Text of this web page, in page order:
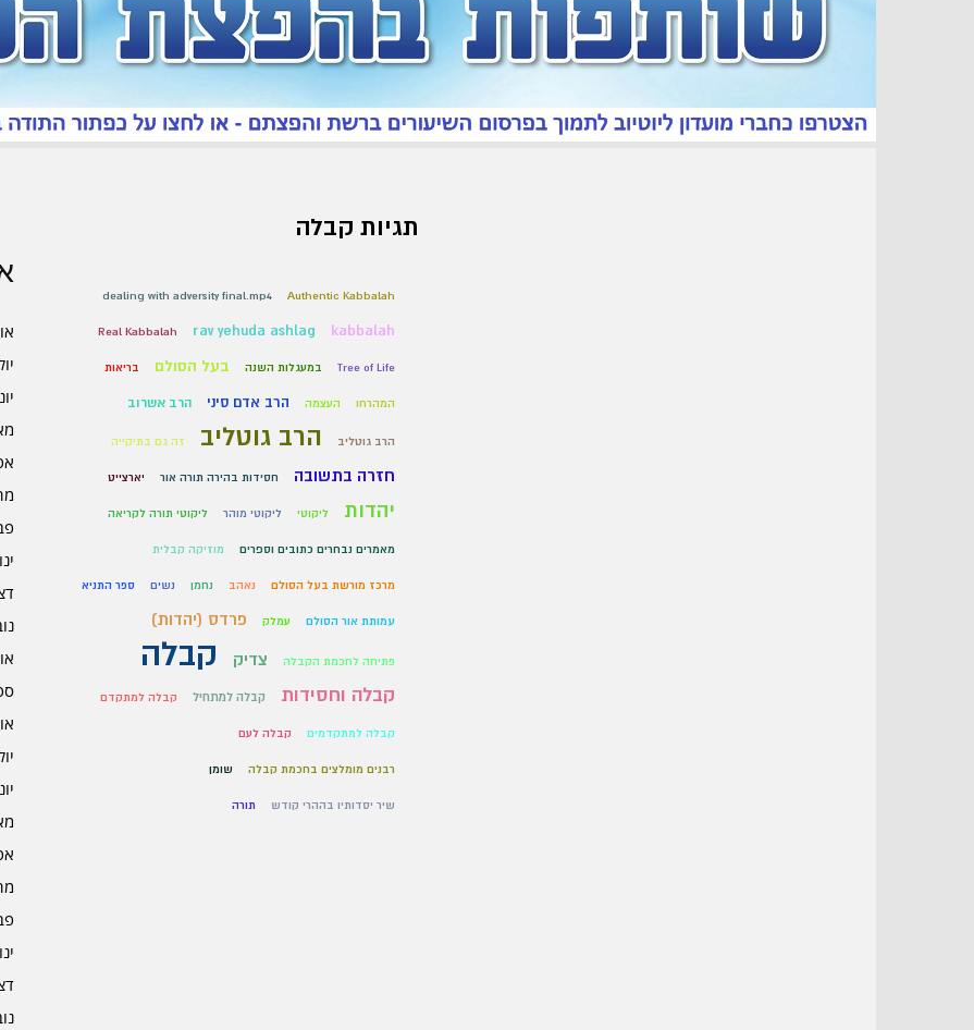
יולי
יוני
מאי
יולי
יוני
מאי
תגיות קבלה
Authentic Kabbalah
dealing with adversity final.mp4
kabbalah
rav yehuda ashlag
Real Kabbalah
Tree of Life במעגלות השנה בעל הסולם בריאות
המהרחו העצמה הרב אדם סיני הרב אשרוב
הרב גוטליב הרב גוטליב זה גם בתיקייה
חזרה בתשובה חסידות בהירה תורה אור יארצייט
יהדות ליקוטי ליקוטי מוהר ליקוטי תורה לקריאה
מאמרים נבחרים כתובים וספרים מוזיקה קבלית
מרכז מורשת בעל הסולם נאהב נחמן נשים ספר התניא
עמותת אור הסולם עמלק פרדס (יהדות)
פתיחה לחכמת הקבלה צדיק קבלה
קבלה וחסידות קבלה למתחיל קבלה למתקדם
קבלה למתקדמים קבלה לעם
רבנים מומלצים בחכמת קבלה שומן
שיר יסדותיו בההרי קודש תורה